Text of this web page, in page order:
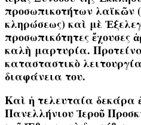
προσωπικοτήτων λαϊκῶν
κληρώσεως) καὶ μὲ
προσωπικότητες ἔχουσες
καλὴ μαρτυρία.
κατασταστικὸ
διαφάνεια του.
Καὶ ἡ τελευταία δεκάρα
Πανελλήνιου Ἱεροῦ